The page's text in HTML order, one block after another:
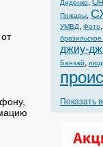
Диденко,
Пожары,
УМВД, Фото,
джиу-
Банзай,
Показать